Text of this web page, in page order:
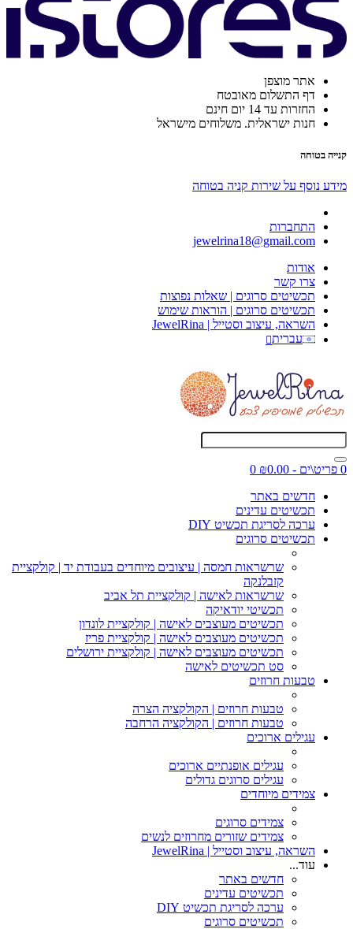
אתר מוצפן
דף התשלום מאובטח
החזרות עד 14 יום חינם
חנות ישראלית. משלוחים מישראל
קנייה בטוחה
מידע נוסף על שירות קניה בטוחה
התחברות
jewelrina18@gmail.com
אודות
צרו קשר
תכשיטים סרוגים | שאלות נפוצות
תכשיטים סרוגים | הוראות שימוש
השראה, עיצוב וסטייל | JewelRina
עברית
0 פריט\ים - ₪0.00
0
חדשים באתר
תכשיטים עדינים
ערכה לסריגת תכשיט DIY
תכשיטים סרוגים
שרשראות חמסה | עיצובים מיוחדים בעבודת יד | קולקציית
קזבלנקה
שרשראות לאישה | קולקציית תל אביב
תכשיטי יודאיקה
תכשיטים מעוצבים לאישה | קולקציית לונדון
תכשיטים מעוצבים לאישה | קולקציית פריז
תכשיטים מעוצבים לאישה | קולקציית ירושלים
סט תכשיטים לאישה
טבעות חרוזים
טבעות חרוזים | הקולקציה הצרה
טבעות חרוזים | הקולקציה הרחבה
עגילים ארוכים
עגילים אופנתיים ארוכים
עגילים סרוגים גדולים
צמידים מיוחדים
צמידים סרוגים
צמידים שזורים מחרוזים לנשים
השראה, עיצוב וסטייל | JewelRina
עוד...
חדשים באתר
תכשיטים עדינים
ערכה לסריגת תכשיט DIY
תכשיטים סרוגים